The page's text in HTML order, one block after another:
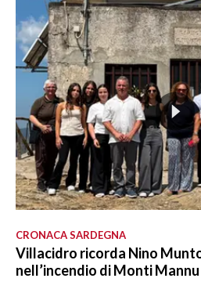
CRONACA SARDEGNA
Villacidro ricorda Nino
nell’incendio di Monti Mannu